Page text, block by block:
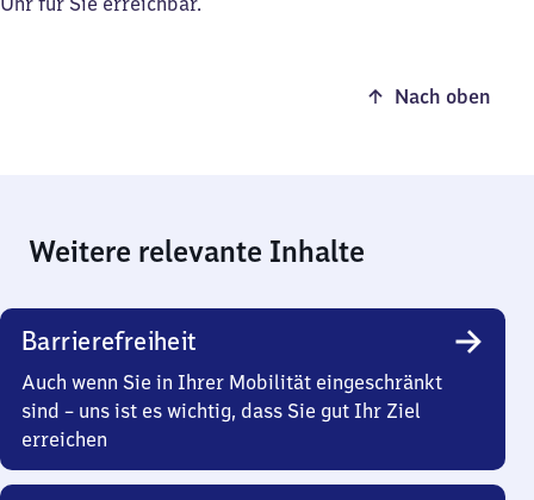
Nach oben
Weitere relevante Inhalte
Barrierefreiheit
Auch wenn Sie in Ihrer Mobilität eingeschränkt
sind – uns ist es wichtig, dass Sie gut Ihr Ziel
erreichen